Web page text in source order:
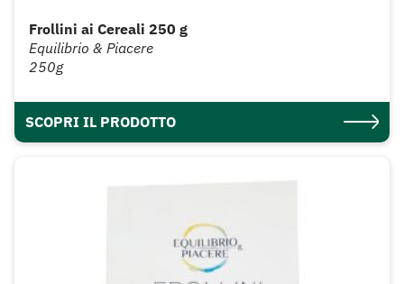
Frollini ai Cereali 250 g
Equilibrio & Piacere
250g
SCOPRI IL PRODOTTO